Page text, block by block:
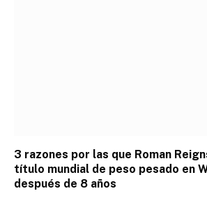
3 razones por las que Roman
título mundial de peso pesado en
después de 8 años